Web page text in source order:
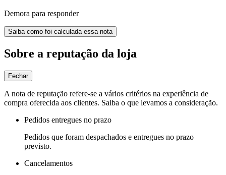
Demora para responder
Saiba como foi calculada essa nota
Sobre a reputação da loja
Fechar
A nota de reputação refere-se a vários critérios na experiência de
compra oferecida aos clientes. Saiba o que levamos a consideração.
Pedidos entregues no prazo
Pedidos que foram despachados e entregues no prazo
previsto.
Cancelamentos